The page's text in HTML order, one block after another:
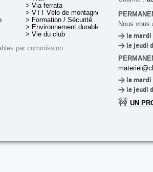
> Via ferrata
> VTT Vélo de montagne
> Formation / Sécurité
> Environnement durable
> Vie du club
par commission
Nous vous
> le mardi
> le jeudi
> le mardi
> le jeudi
🚧 UN